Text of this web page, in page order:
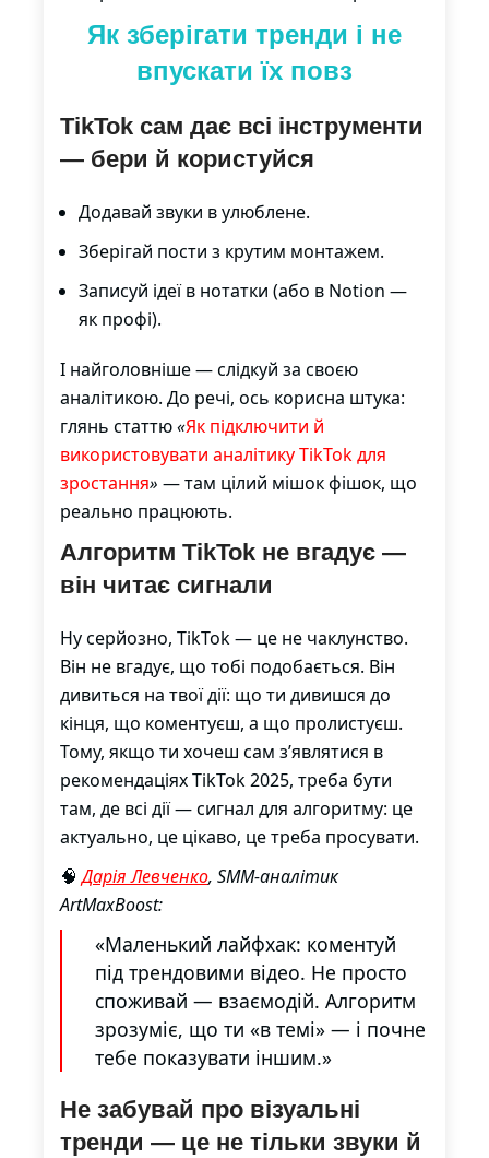
Як зберігати тренди і не
впускати їх повз
TikTok сам дає всі інструменти
— бери й користуйся
Додавай звуки в улюблене.
Зберігай пости з крутим монтажем.
Записуй ідеї в нотатки (або в Notion —
як профі).
І найголовніше — слідкуй за своєю
аналітикою. До речі, ось корисна штука:
глянь статтю«Як підключити й
використовувати аналітику TikTok для
зростання» — там цілий мішок фішок, що
реально працюють.
Алгоритм TikTok не вгадує —
він читає сигнали
Ну серйозно, TikTok — це не чаклунство.
Він не вгадує, що тобі подобається. Він
дивиться на твої дії: що ти дивишся до
кінця, що коментуєш, а що пролистуєш.
Тому, якщо ти хочеш сам з’являтися в
рекомендаціях TikTok 2025, треба бути
там, де всі дії — сигнал для алгоритму: це
актуально, це цікаво, це треба просувати.
🧠 Дарія Левченко, SMM-аналітик
ArtMaxBoost:
«Маленький лайфхак: коментуй
під трендовими відео. Не просто
споживай — взаємодій. Алгоритм
зрозуміє, що ти «в темі» — і почне
тебе показувати іншим.»
Не забувай про візуальні
тренди — це не тільки звуки й